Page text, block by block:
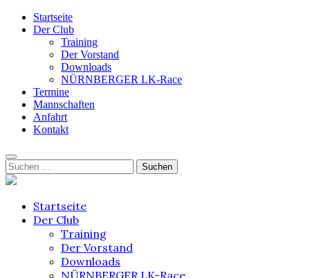
Startseite
Der Club
Training
Der Vorstand
Downloads
NÜRNBERGER LK-Race
Termine
Mannschaften
Anfahrt
Kontakt
Skip
to
Suchen
nach:
Startseite
Der Club
Training
Der Vorstand
Downloads
NÜRNBERGER LK-Race